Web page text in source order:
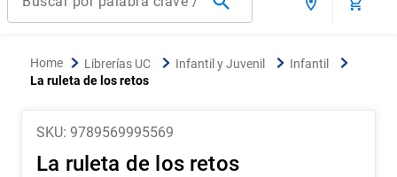
. derecho
ediciones uc
reúso
Librerías UC Infantil y Juvenil
Infantil
La ruleta de los retos
SKU: 9789569995569
La ruleta de los retos